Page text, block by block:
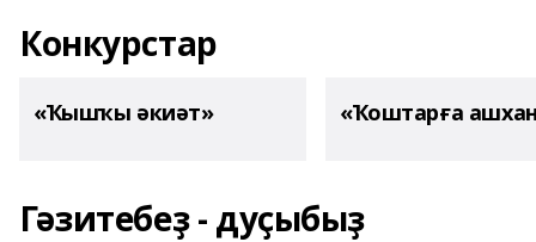
Конкурстар
«Ҡышҡы әкиәт» «Ҡоштарға
Гәзитебеҙ - дуҫыбыҙ